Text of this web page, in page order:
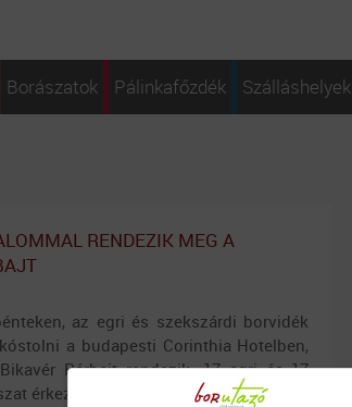
Borászatok Pálinkafőzdék Szálláshelyek
RENDEZIK MEG A
az egri és szekszárdi borvidék
a budapesti Corinthia Hotelben,
Párbajt rendezik. 17 egri és 17
érkezik a nagyközönség elé.